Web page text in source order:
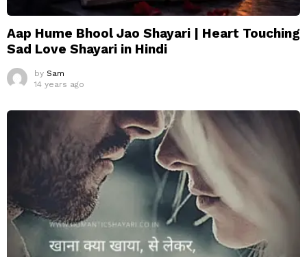
Aap Hume Bhool Jao Shayari | Heart Touching
Sad Love Shayari in Hindi
by Sam
14 years ago